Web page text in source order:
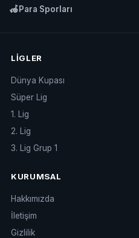
🦽Para Sporları
LIGLER
Dünya Kupası
Süper Lig
1. Lig
2. Lig
3. Lig Grup 1
KURUMSAL
Hakkımızda
İletişim
Gizlilik